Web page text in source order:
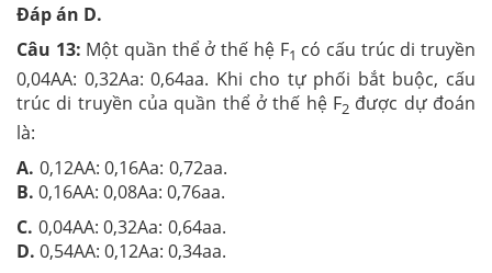
Đáp án D.
Câu 13: Một quần thể ở thế hệ F1 có cấu trúc di truyền
0,04AA: 0,32Aa: 0,64aa. Khi cho tự phối bắt buộc, cấu
trúc di truyền của quần thể ở thế hệ F2 được dự đoán
là:
A. 0,12AA: 0,16Aa: 0,72aa.
B. 0,16AA: 0,08Aa: 0,76aa.
C. 0,04AA: 0,32Aa: 0,64aa.
D. 0,54AA: 0,12Aa: 0,34aa.